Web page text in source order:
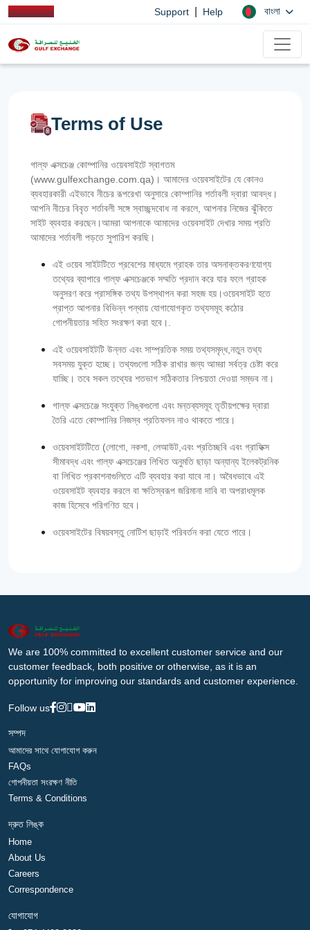
Support Help বাংলা
Terms of Use
গাল্ফ এক্সচেঞ্জ কোম্পানির ওয়েবসাইটে স্বাগতম
(www.gulfexchange.com.qa)। আমাদের ওয়েবসাইটের যে কোনও
ব্যবহারকারী এইভাবে নীচের রূপরেখা অনুসারে কোম্পানির শর্তাবলী দ্বারা আবদ্ধ।
আপনি নীচের বিবৃত শর্তাবলী সঙ্গে স্বাচ্ছন্দবোধ না করলে, আপনার নিজের ঝুঁকিতে
সাইট ব্যবহার করছেন।আমরা আপনাকে আমাদের ওয়েবসাইট দেখার সময় প্রতি
আমাদের শর্তাবলী পড়তে সুপারিশ করছি।
এই ওয়েব সাইটটিতে প্রবেশের মাধ্যমে গ্রাহক তার অসনাক্তকরণযোগ্য
তথ্যের ব্যাপারে গাল্‌ফ এক্সচেঞ্জকে সম্মতি প্রদান করে যার ফলে গ্রাহক
অনুসরণ করে প্রাসঙ্গিক তথ্য উপস্থাপন করা সহজ হয়।ওয়েবসাইট হতে
প্রাপ্ত আপনার বিভিন্ন পন্থায় যোগাযোগকৃত তথ্যসমূহ কঠোর
গোপনীয়তার সহিত সংরক্ষণ করা হবে।.
এই ওয়েবসাইটটি উন্নত এবং সাম্প্রতিক সময় তথ্যসমৃদ্ধ,নতুন তথ্য
সবসময় যুক্ত হচ্ছে। তথ্যগুলো সঠিক রাখার জন্য আমরা সর্বত্র চেষ্টা করে
যাচ্ছি। তবে সকল তথ্যের শতভাগ সঠিকতার নিশ্চয়তা দেওয়া সম্ভব না।
গাল্‌ফ এক্সচেঞ্জে সংযুক্ত লিঙ্কগুলো এবং মন্তব্যসমূহ তৃতীয়পক্ষের দ্বারা
তৈরি এতে কোম্পানির নিজস্ব প্রতিফলন নাও থাকতে পারে।
ওয়েবসাইটটিতে (লোগো, নকশা, লেআউট,এবং প্রতিচ্ছবি এবং গ্রাফিক্স
সীমাবদ্ধ এবং গাল্‌ফ এক্সচেঞ্জের লিখিত অনুমতি ছাড়া অন্যান্য ইলেকট্রনিক
বা লিখিত প্রকাশনাগুলিতে এটি ব্যবহার করা যাবে না। অবৈধভাবে এই
ওয়েবসাইট ব্যবহার করলে বা ক্ষতিস্বরূপ জরিমানা দাবি বা অপরাধমূলক
কাজ হিসেবে পরিগণিত হবে।
ওয়েবসাইটের বিষয়বস্তু নোটিশ ছাড়াই পরিবর্তন করা যেতে পারে।
We are 100% committed to excellent customer service and our
customer feedback, both positive or otherwise, as it is an
opportunity for improving our standards and customer experience.
Follow us
সম্পদ
আমাদের সাথে যোগাযোগ করুন
FAQs
গোপনীয়তা সংরক্ষণ নীতি
Terms & Conditions
দ্রুত লিঙ্ক
Home
About Us
Careers
Correspondence
যোগাযোগ